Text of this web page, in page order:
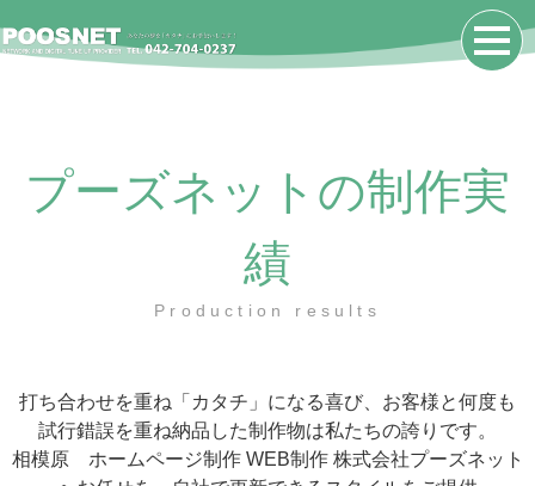
プーズネットの制作実
績
Production results
打ち合わせを重ね「カタチ」になる喜び、お客様と何度も
試行錯誤を重ね納品した制作物は私たちの誇りです。
相模原 ホームページ制作 WEB制作 株式会社プーズネット